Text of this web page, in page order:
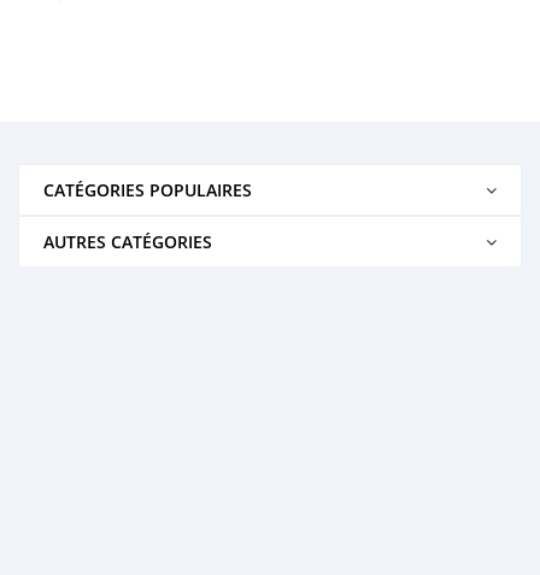
CATÉGORIES POPULAIRES
AUTRES CATÉGORIES